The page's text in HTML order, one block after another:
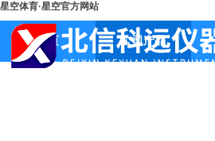
星空体育·星空官方网站
首页 公司产品